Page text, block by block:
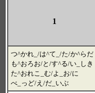
1
つ^かれ_/は^て_/た/か^らだ
も^おろお/と/す^る/い_しき
た^おれこ_む/よ_お/に
べ_っど/え/だ_いぶ